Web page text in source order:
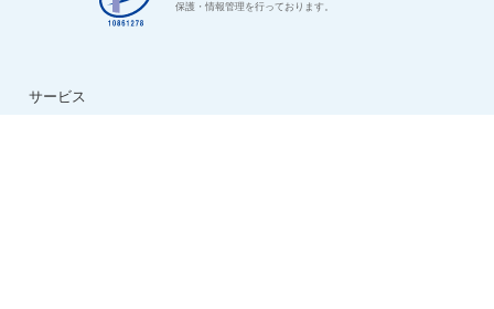
保護・情報管理を行っております。
サービス